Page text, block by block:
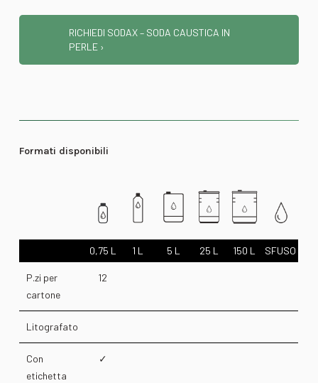
RICHIEDI SODAX – SODA CAUSTICA IN
PERLE ›
Formati disponibili
0,75 L 1 L 5 L 25 L 150 L SFUSO
P.zi per
cartone
12
Litografato
Con
etichetta
✓